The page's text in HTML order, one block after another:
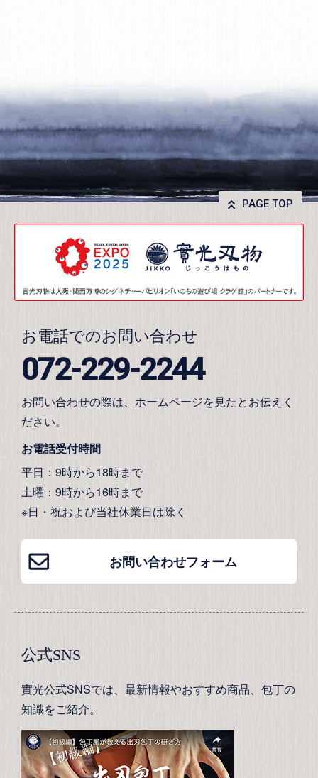
PAGE TOP
お電話でのお問い合わせ
072-229-2244
お問い合わせの際は、ホームページを見たとお伝えく
ださい。
お電話受付時間
平日：9時から18時まで
土曜：9時から16時まで
※日・祝および当社休業日は除く
お問い合わせフォーム
公式SNS
實光公式SNSでは、最新情報やおすすめ商品、包丁の
知識をご紹介。